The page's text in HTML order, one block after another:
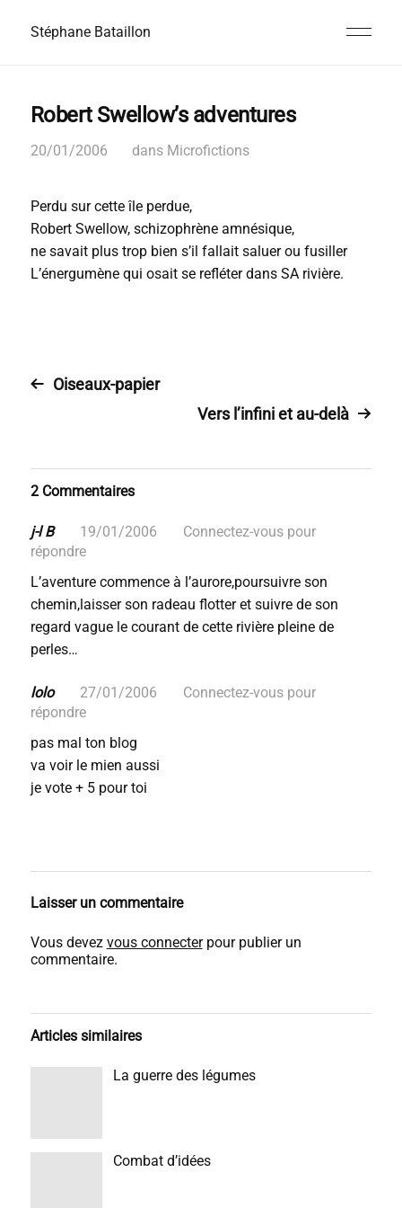
Stéphane Bataillon
Robert Swellow’s adventures
20/01/2006 dans Microfictions
Perdu sur cette île perdue,
Robert Swellow, schizophrène amnésique,
ne savait plus trop bien s’il fallait saluer ou fusiller
L’énergumène qui osait se refléter dans SA rivière.
Oiseaux-papier
Vers l’infini et au-delà
2 Commentaires
j-l B 19/01/2006
Connectez-vous pour
répondre
L’aventure commence à l’aurore,poursuivre son
chemin,laisser son radeau flotter et suivre de son
regard vague le courant de cette rivière pleine de
perles…
lolo 27/01/2006
Connectez-vous pour
répondre
pas mal ton blog
va voir le mien aussi
je vote + 5 pour toi
Laisser un commentaire
Vous devez vous connecterpour publier un
commentaire.
Articles similaires
La guerre des légumes
Combat d’idées